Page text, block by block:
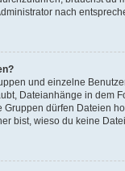
nach
und einzelne
Dateianhänge in dem
Gruppen dürfen Dateien
bist, wieso du keine